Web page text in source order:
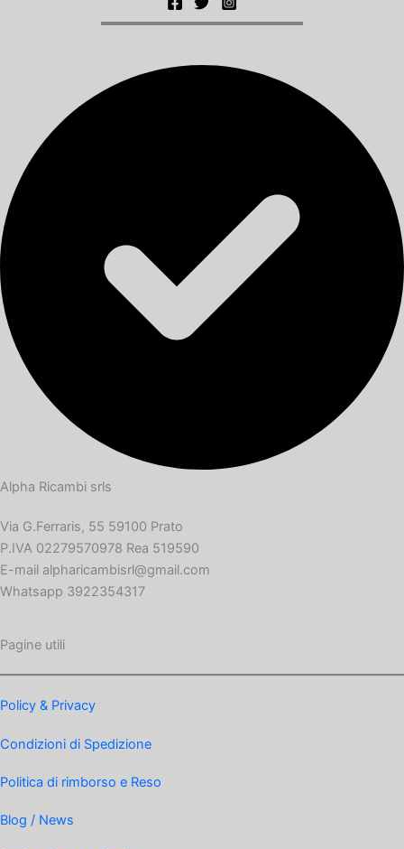
Alpha Ricambi srls
Via G.Ferraris, 55 59100 Prato
P.IVA 02279570978 Rea 519590
E-mail alpharicambisrl@gmail.com
Whatsapp 3922354317
Pagine utili
Policy & Privacy
Condizioni di Spedizione
Politica di rimborso e Reso
Blog / News